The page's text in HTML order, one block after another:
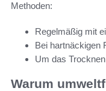
Methoden:
Regelmäßig mit
Bei hartnäckigen
Um das
Warum